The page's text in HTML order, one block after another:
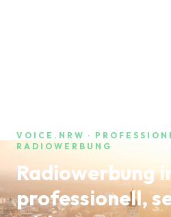
VOICE.NRW ·
RADIOWERBUNG
Radiowerbung
professionell,